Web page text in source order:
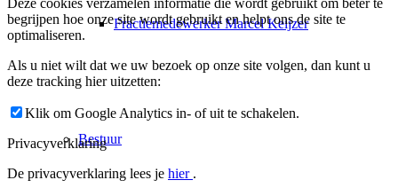
Fractiemedewerker Marcel Keijzer
Bestuur
begrijpen hoe onze site wordt gebruikt en helpt ons de site te
optimaliseren.
Als u niet wilt dat we uw bezoek op onze site volgen, dan kunt u
deze tracking hier uitzetten:
Klik om Google Analytics in- of uit te schakelen.
Privacyverklaring
De privacyverklaring lees je hier .